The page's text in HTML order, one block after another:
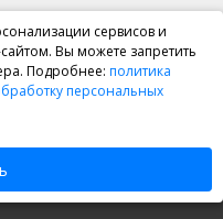
сервисов и
Вы можете запретить
Подробнее: политика
персональных